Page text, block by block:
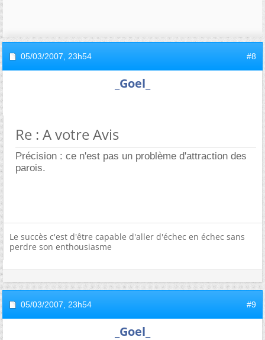
05/03/2007, 23h54 #8
_Goel_
Re : A votre Avis
Précision : ce n'est pas un problème d'attraction des
parois.
Le succès c'est d'être capable d'aller d'échec en échec sans
perdre son enthousiasme
05/03/2007, 23h54 #9
_Goel_